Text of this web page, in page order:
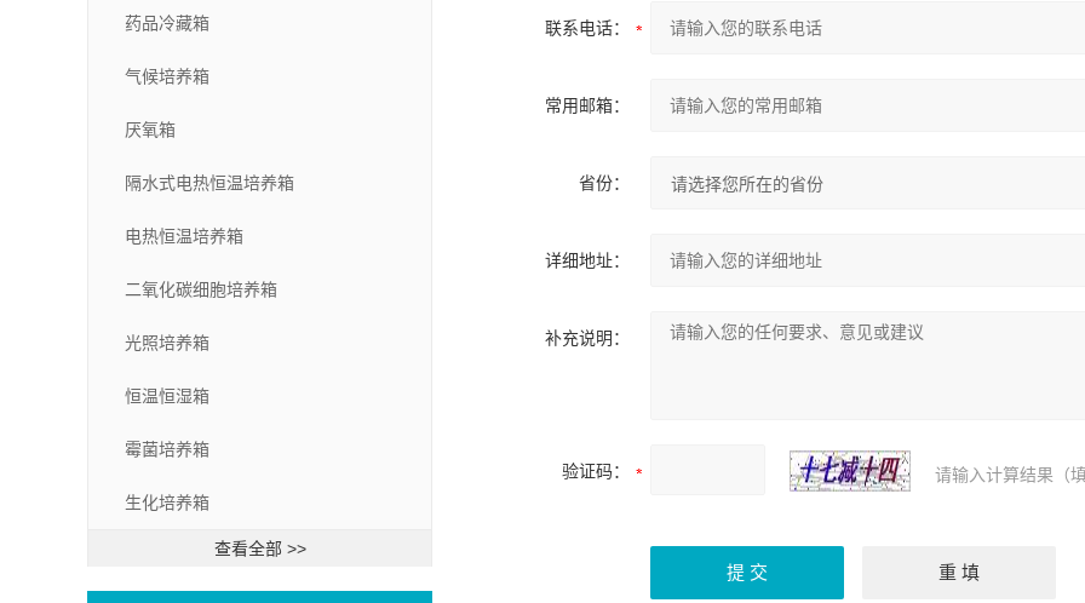
药品冷藏箱
气候培养箱
厌氧箱
隔水式电热恒温培养箱
电热恒温培养箱
二氧化碳细胞培养箱
光照培养箱
恒温恒湿箱
霉菌培养箱
生化培养箱
查看全部 >>
联系电话：
常用邮箱：
省份：
详细地址：
补充说明：
验证码： 请输入计算结果（